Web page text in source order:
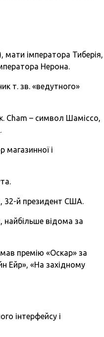
мати імператора Тиберія,
Нерона.
т. зв. «ведутного»
Cham – символ Шаміссо,
магазинної і
32-й президент США.
найбільше відома за
премію «Оскар» за
Ейр», «На західному
інтерфейсу і